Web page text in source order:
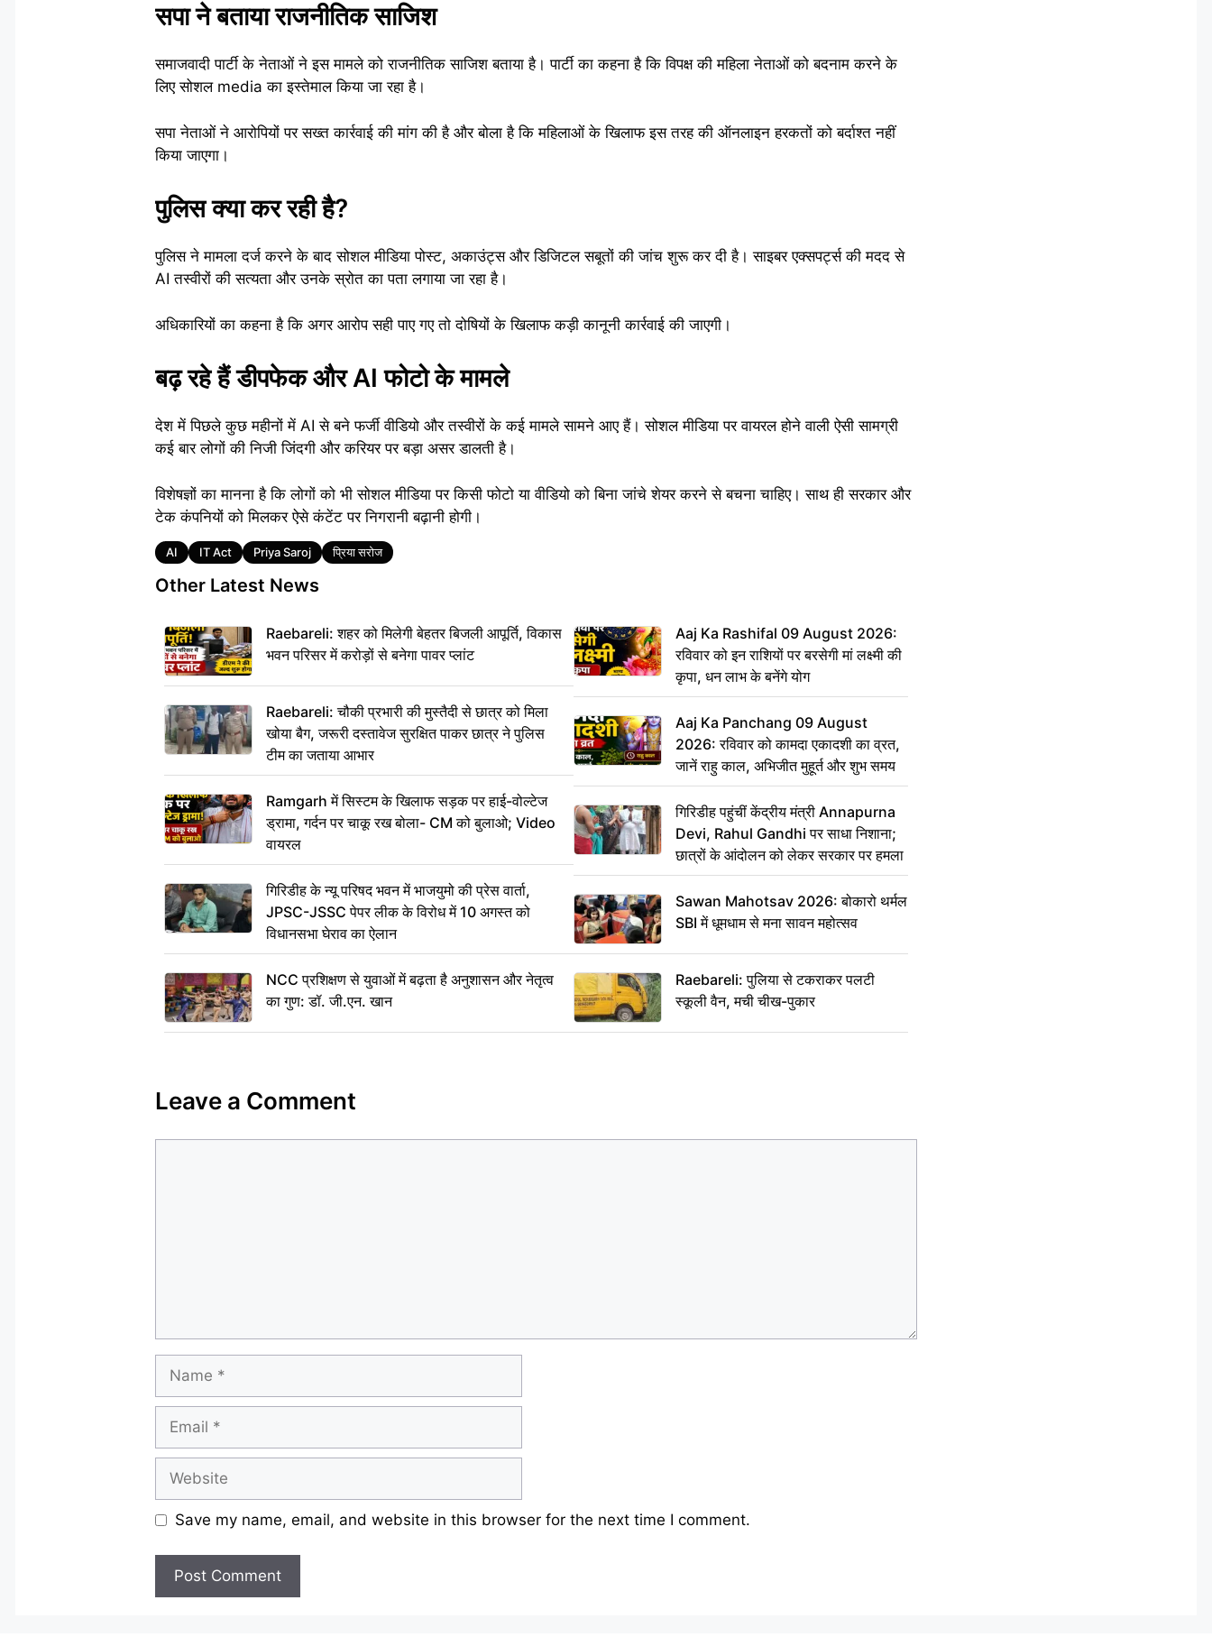
सपा ने बताया राजनीतिक साजिश
समाजवादी पार्टी के नेताओं ने इस मामले को राजनीतिक साजिश बताया है। पार्टी का कहना है कि विपक्ष की महिला नेताओं को बदनाम करने के
लिए सोशल media का इस्तेमाल किया जा रहा है।
सपा नेताओं ने आरोपियों पर सख्त कार्रवाई की मांग की है और बोला है कि महिलाओं के खिलाफ इस तरह की ऑनलाइन हरकतों को बर्दाश्त नहीं
किया जाएगा।
पुलिस क्या कर रही है?
पुलिस ने मामला दर्ज करने के बाद सोशल मीडिया पोस्ट, अकाउंट्स और डिजिटल सबूतों की जांच शुरू कर दी है। साइबर एक्सपर्ट्स की मदद से
AI तस्वीरों की सत्यता और उनके स्रोत का पता लगाया जा रहा है।
अधिकारियों का कहना है कि अगर आरोप सही पाए गए तो दोषियों के खिलाफ कड़ी कानूनी कार्रवाई की जाएगी।
बढ़ रहे हैं डीपफेक और AI फोटो के मामले
देश में पिछले कुछ महीनों में AI से बने फर्जी वीडियो और तस्वीरों के कई मामले सामने आए हैं। सोशल मीडिया पर वायरल होने वाली ऐसी सामग्री
कई बार लोगों की निजी जिंदगी और करियर पर बड़ा असर डालती है।
विशेषज्ञों का मानना है कि लोगों को भी सोशल मीडिया पर किसी फोटो या वीडियो को बिना जांचे शेयर करने से बचना चाहिए। साथ ही सरकार और
टेक कंपनियों को मिलकर ऐसे कंटेंट पर निगरानी बढ़ानी होगी।
Tags
AI IT Act Priya Saroj प्रिया सरोज
Other Latest News
Raebareli: शहर को मिलेगी बेहतर बिजली आपूर्ति, विकास
भवन परिसर में करोड़ों से बनेगा पावर प्लांट
Raebareli: चौकी प्रभारी की मुस्तैदी से छात्र को मिला
खोया बैग, जरूरी दस्तावेज सुरक्षित पाकर छात्र ने पुलिस
टीम का जताया आभार
Ramgarh में सिस्टम के खिलाफ सड़क पर हाई-वोल्टेज
ड्रामा, गर्दन पर चाकू रख बोला- CM को बुलाओ; Video
वायरल
गिरिडीह के न्यू परिषद भवन में भाजयुमो की प्रेस वार्ता,
JPSC-JSSC पेपर लीक के विरोध में 10 अगस्त को
विधानसभा घेराव का ऐलान
NCC प्रशिक्षण से युवाओं में बढ़ता है अनुशासन और नेतृत्व
का गुण: डॉ. जी.एन. खान
Aaj Ka Rashifal 09 August 2026:
रविवार को इन राशियों पर बरसेगी मां लक्ष्मी की
कृपा, धन लाभ के बनेंगे योग
Aaj Ka Panchang 09 August
2026: रविवार को कामदा एकादशी का व्रत,
जानें राहु काल, अभिजीत मुहूर्त और शुभ समय
गिरिडीह पहुंचीं केंद्रीय मंत्री Annapurna
Devi, Rahul Gandhi पर साधा निशाना;
छात्रों के आंदोलन को लेकर सरकार पर हमला
Sawan Mahotsav 2026: बोकारो थर्मल
SBI में धूमधाम से मना सावन महोत्सव
Raebareli: पुलिया से टकराकर पलटी
स्कूली वैन, मची चीख-पुकार
Leave a Comment
Name
Email
Website
Save my name, email, and website in this browser for the next time I comment.